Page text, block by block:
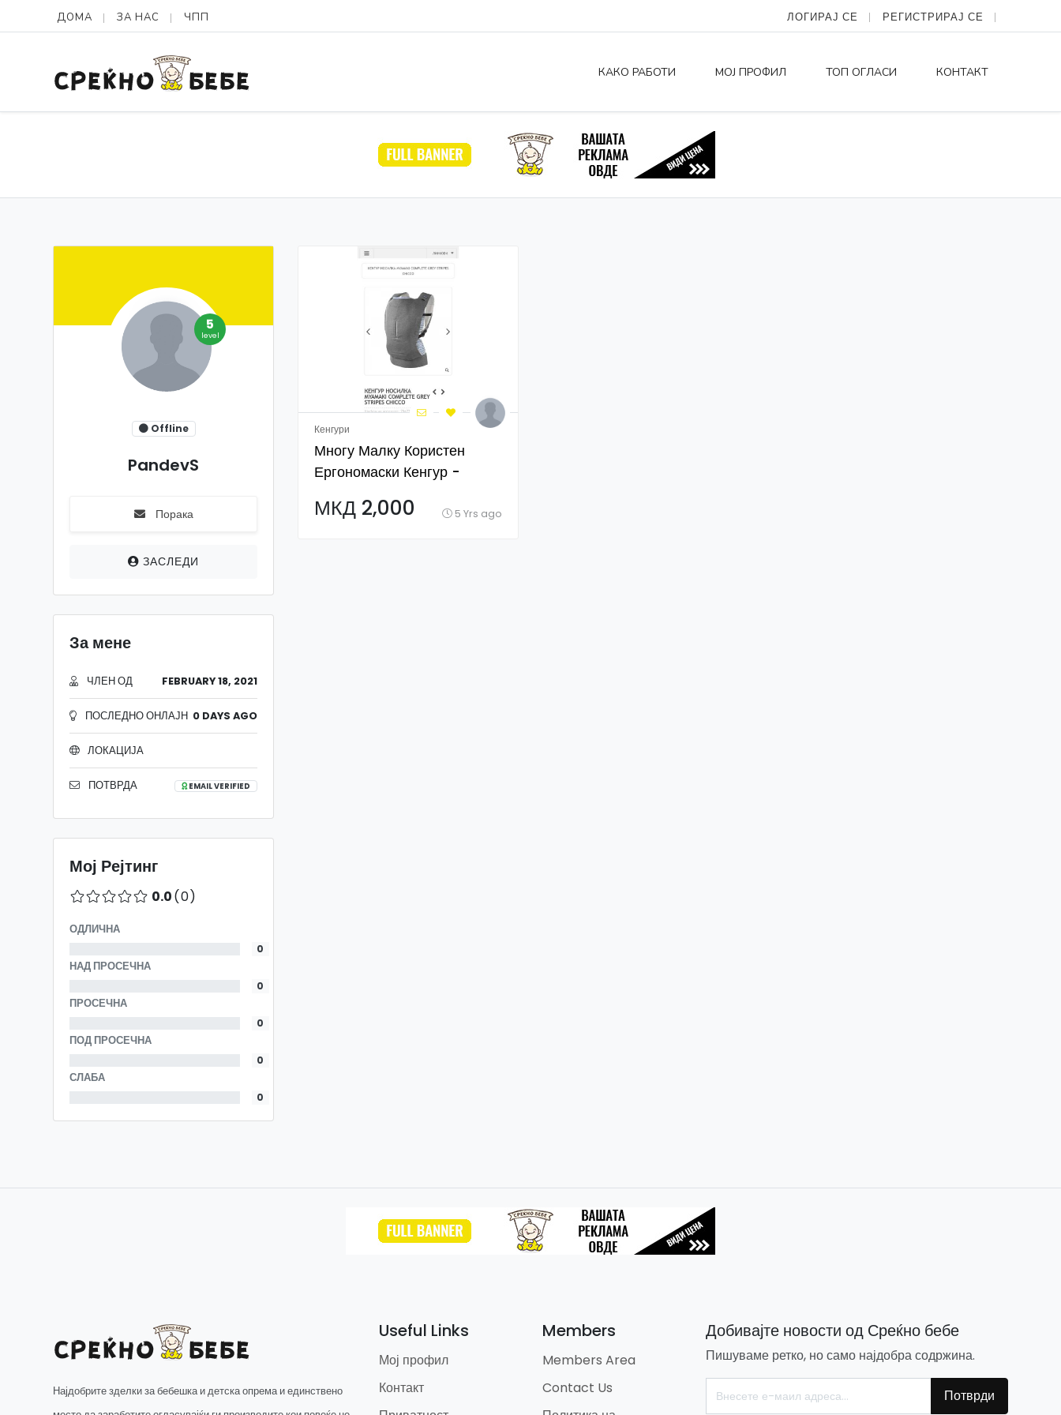
ДОМА ЗА НАС ЧПП ЛОГИРАЈ СЕ РЕГИСТРИРАЈ СЕ
КАКО РАБОТИ МОЈ ПРОФИЛ ТОП ОГЛАСИ КОНТАКТ
5
level
Offline
PandevS
Порака
ЗАСЛЕДИ
За мене
ЧЛЕН ОД FEBRUARY 18, 2021
ПОСЛЕДНО ОНЛАЈН 0 DAYS AGO
ЛОКАЦИЈА
ПОТВРДА EMAIL VERIFIED
Мој Рејтинг
0.0(0)
ОДЛИЧНА
0
НАД ПРОСЕЧНА
0
ПРОСЕЧНА
0
ПОД ПРОСЕЧНА
0
СЛАБА
0
Кенгури
Многу Малку Користен
Ергономаски Кенгур -
МКД 2,000 5 Yrs ago
Најдобрите зделки за бебешка и детска опрема и единствено
Useful Links
Мој профил
Контакт
Members
Members Area
Contact Us
Добивајте новости од Среќно бебе
Пишуваме ретко, но само најдобра содржина.
Потврди